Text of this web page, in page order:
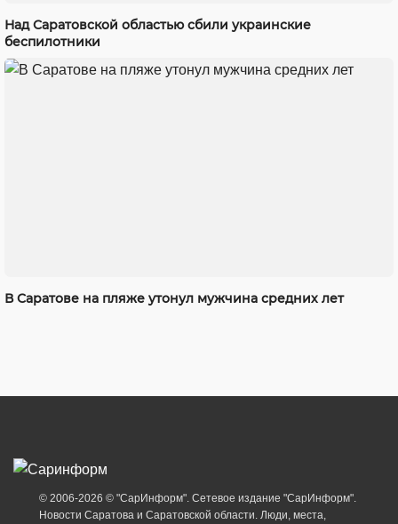
Над Саратовской областью сбили украинские
беспилотники
В Саратове на пляже утонул мужчина средних лет
© 2006-2026 © "СарИнформ". Сетевое издание "СарИнформ".
Новости Саратова и Саратовской области. Люди, места,